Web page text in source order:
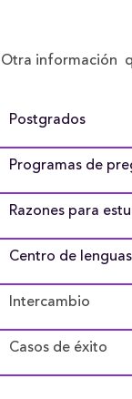
Otra información
Postgrados
Programas de
Razones para
Centro de lenguas
Intercambio
Casos de éxito